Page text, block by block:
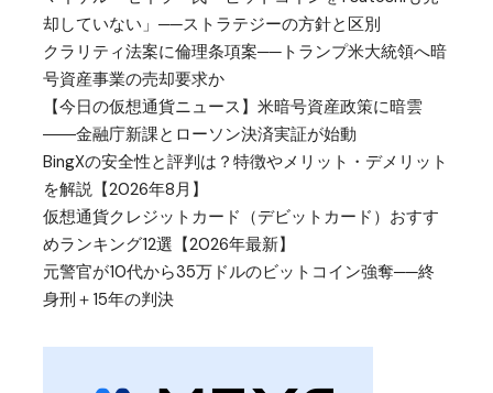
却していない」──ストラテジーの方針と区別
クラリティ法案に倫理条項案──トランプ米大統領へ暗
号資産事業の売却要求か
【今日の仮想通貨ニュース】米暗号資産政策に暗雲
――金融庁新課とローソン決済実証が始動
BingXの安全性と評判は？特徴やメリット・デメリット
を解説【2026年8月】
仮想通貨クレジットカード（デビットカード）おすす
めランキング12選【2026年最新】
元警官が10代から35万ドルのビットコイン強奪──終
身刑＋15年の判決